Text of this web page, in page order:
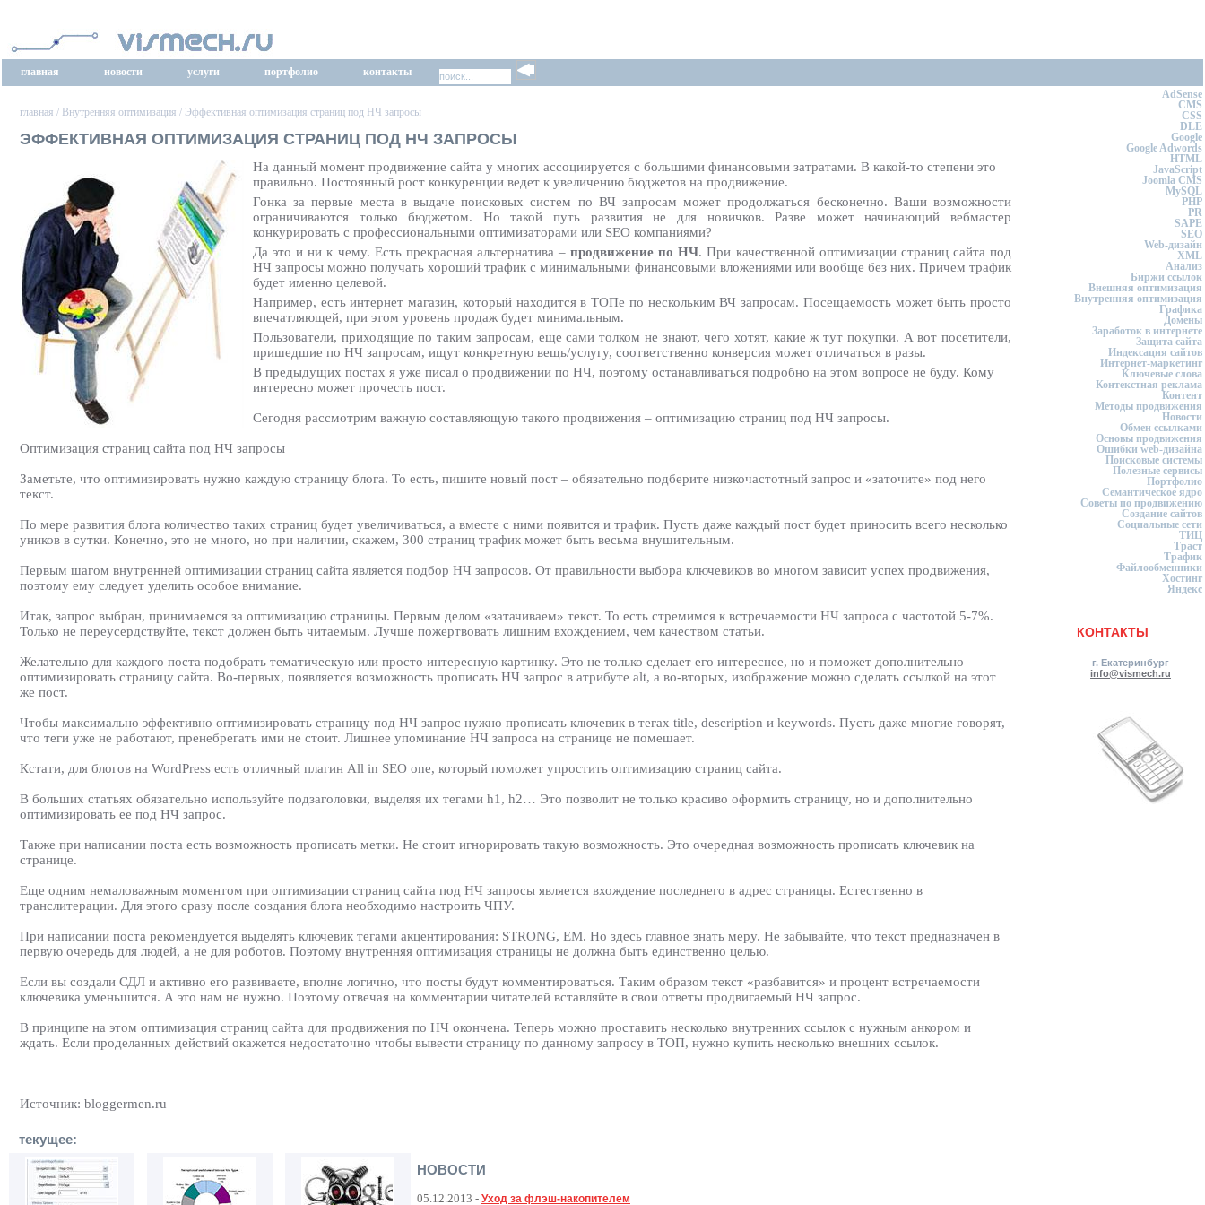
главная новости услуги портфолио контакты
главная / Внутренняя оптимизация / Эффективная оптимизация страниц под НЧ запросы
ЭФФЕКТИВНАЯ ОПТИМИЗАЦИЯ СТРАНИЦ ПОД НЧ ЗАПРОСЫ
На данный момент продвижение сайта у многих ассоциируется с большими финансовыми затратами. В какой-то степени это
правильно. Постоянный рост конкуренции ведет к увеличению бюджетов на продвижение.
Гонка за первые места в выдаче поисковых систем по ВЧ запросам может продолжаться бесконечно. Ваши возможности
ограничиваются только бюджетом. Но такой путь развития не для новичков. Разве может начинающий вебмастер
конкурировать с профессиональными оптимизаторами или SEO компаниями?
Да это и ни к чему. Есть прекрасная альтернатива –продвижение по НЧ. При качественной оптимизации страниц сайта под
НЧ запросы можно получать хороший трафик с минимальными финансовыми вложениями или вообще без них. Причем трафик
будет именно целевой.
Например, есть интернет магазин, который находится в ТОПе по нескольким ВЧ запросам. Посещаемость может быть просто
впечатляющей, при этом уровень продаж будет минимальным.
Пользователи, приходящие по таким запросам, еще сами толком не знают, чего хотят, какие ж тут покупки. А вот посетители,
пришедшие по НЧ запросам, ищут конкретную вещь/услугу, соответственно конверсия может отличаться в разы.
В предыдущих постах я уже писал о продвижении по НЧ, поэтому останавливаться подробно на этом вопросе не буду. Кому
интересно может прочесть пост.
Сегодня рассмотрим важную составляющую такого продвижения – оптимизацию страниц под НЧ запросы.
Оптимизация страниц сайта под НЧ запросы
Заметьте, что оптимизировать нужно каждую страницу блога. То есть, пишите новый пост – обязательно подберите низкочастотный запрос и «заточите» под него
текст.
По мере развития блога количество таких страниц будет увеличиваться, а вместе с ними появится и трафик. Пусть даже каждый пост будет приносить всего несколько
уников в сутки. Конечно, это не много, но при наличии, скажем, 300 страниц трафик может быть весьма внушительным.
Первым шагом внутренней оптимизации страниц сайта является подбор НЧ запросов. От правильности выбора ключевиков во многом зависит успех продвижения,
поэтому ему следует уделить особое внимание.
Итак, запрос выбран, принимаемся за оптимизацию страницы. Первым делом «затачиваем» текст. То есть стремимся к встречаемости НЧ запроса с частотой 5-7%.
Только не переусердствуйте, текст должен быть читаемым. Лучше пожертвовать лишним вхождением, чем качеством статьи.
Желательно для каждого поста подобрать тематическую или просто интересную картинку. Это не только сделает его интереснее, но и поможет дополнительно
оптимизировать страницу сайта. Во-первых, появляется возможность прописать НЧ запрос в атрибуте alt, а во-вторых, изображение можно сделать ссылкой на этот
же пост.
Чтобы максимально эффективно оптимизировать страницу под НЧ запрос нужно прописать ключевик в тегах title, description и keywords. Пусть даже многие говорят,
что теги уже не работают, пренебрегать ими не стоит. Лишнее упоминание НЧ запроса на странице не помешает.
Кстати, для блогов на WordPress есть отличный плагин All in SEO one, который поможет упростить оптимизацию страниц сайта.
В больших статьях обязательно используйте подзаголовки, выделяя их тегами h1, h2… Это позволит не только красиво оформить страницу, но и дополнительно
оптимизировать ее под НЧ запрос.
Также при написании поста есть возможность прописать метки. Не стоит игнорировать такую возможность. Это очередная возможность прописать ключевик на
странице.
Еще одним немаловажным моментом при оптимизации страниц сайта под НЧ запросы является вхождение последнего в адрес страницы. Естественно в
транслитерации. Для этого сразу после создания блога необходимо настроить ЧПУ.
При написании поста рекомендуется выделять ключевик тегами акцентирования: STRONG, EM. Но здесь главное знать меру. Не забывайте, что текст предназначен в
первую очередь для людей, а не для роботов. Поэтому внутренняя оптимизация страницы не должна быть единственно целью.
Если вы создали СДЛ и активно его развиваете, вполне логично, что посты будут комментироваться. Таким образом текст «разбавится» и процент встречаемости
ключевика уменьшится. А это нам не нужно. Поэтому отвечая на комментарии читателей вставляйте в свои ответы продвигаемый НЧ запрос.
В принципе на этом оптимизация страниц сайта для продвижения по НЧ окончена. Теперь можно проставить несколько внутренних ссылок с нужным анкором и
ждать. Если проделанных действий окажется недостаточно чтобы вывести страницу по данному запросу в ТОП, нужно купить несколько внешних ссылок.
Источник: bloggermen.ru
AdSense
CMS
CSS
DLE
Google
Google Adwords
HTML
JavaScript
Joomla CMS
MySQL
PHP
PR
SAPE
SEO
Web-дизайн
XML
Анализ
Биржи ссылок
Внешняя оптимизация
Внутренняя оптимизация
Графика
Домены
Заработок в интернете
Защита сайта
Индексация сайтов
Интернет-маркетинг
Ключевые слова
Контекстная реклама
Контент
Методы продвижения
Новости
Обмен ссылками
Основы продвижения
Ошибки web-дизайна
Поисковые системы
Полезные сервисы
Портфолио
Семантическое ядро
Советы по продвижению
Создание сайтов
Социальные сети
ТИЦ
Траст
Трафик
Файлообменники
Хостинг
Яндекс
КОНТАКТЫ
г. Екатеринбург
info@vismech.ru
текущее:
НОВОСТИ
05.12.2013 - Уход за флэш-накопителем